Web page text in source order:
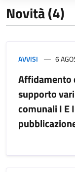
Novità (4)
AVVISI 6
Affidamento
supporto
comunali I E